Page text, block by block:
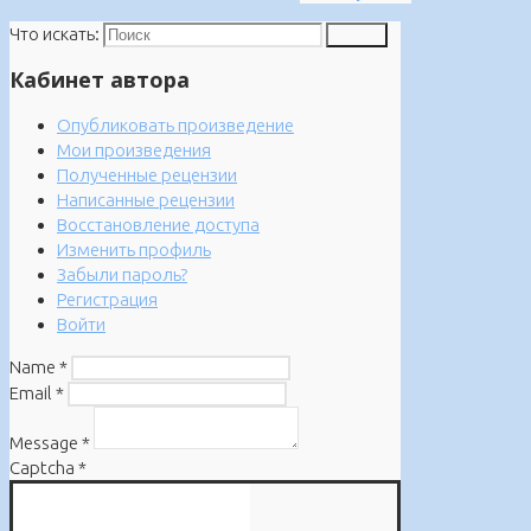
Что искать:
Кабинет автора
Опубликовать произведение
Мои произведения
Полученные рецензии
Написанные рецензии
Восстановление доступа
Изменить профиль
Забыли пароль?
Регистрация
Войти
Name *
Email *
Message *
Captcha *